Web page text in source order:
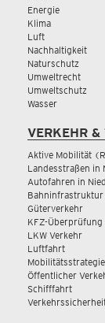
Energie
Klima
Luft
Nachhaltigkeit
Naturschutz
Umweltrecht
Umweltschutz
Wasser
VERKEHR &
Aktive Mobilität
Landesstraßen in
Autofahren in
Bahninfrastruktur
Güterverkehr
KFZ-Überprüfung
LKW Verkehr
Luftfahrt
Mobilitätsstrategie
Öffentlicher
Schifffahrt